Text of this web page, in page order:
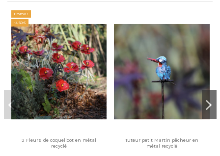
Promo !
-4,50 €
3 Fleurs de coquelicot en métal
recyclé
Tuteur petit Martin pêcheur en
métal recyclé